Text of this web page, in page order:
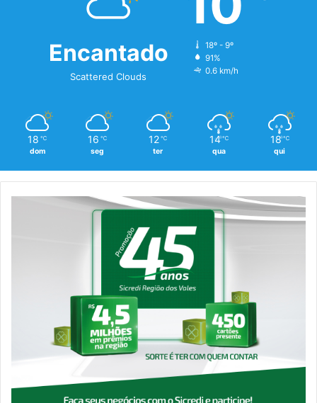
Encantado
Scattered Clouds
18º - 9º
91%
0.6 km/h
18 ℃
dom
16 ℃
seg
12 ℃
ter
14 ℃
qua
18 ℃
qui